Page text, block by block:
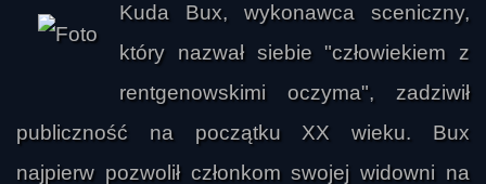
Kuda Bux, wykonawca sceniczny,
który nazwał siebie "człowiekiem z
rentgenowskimi oczyma", zadziwił
publiczność na początku XX wieku. Bux
najpierw pozwolił członkom swojej widowni na